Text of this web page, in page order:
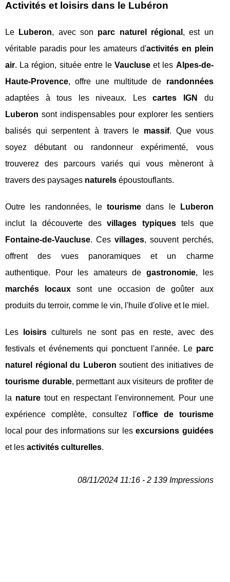
Activités et loisirs dans le Lubéron
Le Luberon, avec son parc naturel régional , est un
véritable paradis pour les amateurs d'activités en plein
air. La région, située entre leVaucluse et les Alpes-de-
Haute-Provence, offre une multitude de randonnées
adaptées à tous les niveaux. Lescartes IGN
du
Luberon sont indispensables pour explorer les sentiers
balisés qui serpentent à travers le massif. Que vous
soyez débutant ou randonneur expérimenté, vous
trouverez des parcours variés qui vous mèneront à
travers des paysages naturels époustouflants.
Outre les randonnées, letourisme dans le
Luberon
inclut la découverte desvillages typiquestels que
Fontaine-de-Vaucluse. Ces villages, souvent perchés,
offrent des vues panoramiques et un charme
authentique. Pour les amateurs de gastronomie, les
marchés locaux sont une occasion de goûter aux
produits du terroir, comme le vin, l'huile d'olive et le miel.
Les loisirs culturels ne sont pas en reste, avec des
festivals et événements qui ponctuent l'année. Le parc
naturel régional du Luberon soutient des initiatives de
tourisme durable, permettant aux visiteurs de profiter de
la naturetout en respectant l'environnement. Pour une
expérience complète, consultez l'office de tourisme
local pour des informations sur lesexcursions guidées
et les activités culturelles.
08/11/2024 11:16 - 2 139 Impressions